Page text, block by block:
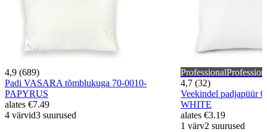
4,9 (689)
Padi VASARA tõmblukuga 70-0010-
PAPYRUS
alates €7.49
4 värvid3 suurused
Professional
4,7 (32)
Veekindel padjapüür
WHITE
alates €3.19
1 värv2 suurused